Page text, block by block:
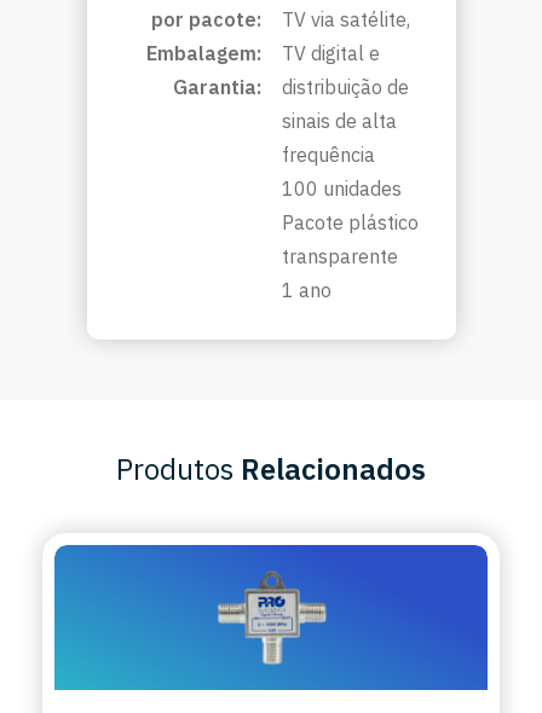
por pacote:
Embalagem:
Garantia:
TV via satélite,
TV digital e
distribuição de
sinais de alta
frequência
100 unidades
Pacote plástico
transparente
1 ano
Produtos Relacionados